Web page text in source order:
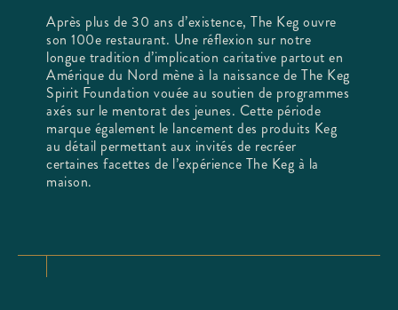
Après plus de 30 ans d’existence, The Keg ouvre
son 100e restaurant. Une réflexion sur notre
longue tradition d’implication caritative partout en
Amérique du Nord mène à la naissance de The Keg
Spirit Foundation vouée au soutien de programmes
axés sur le mentorat des jeunes. Cette période
marque également le lancement des produits Keg
au détail permettant aux invités de recréer
certaines facettes de l’expérience The Keg à la
maison.